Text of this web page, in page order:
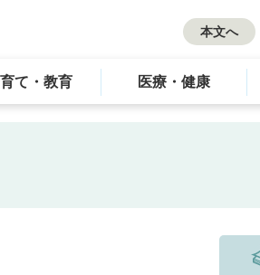
本文へ
て・教育 医療・健康